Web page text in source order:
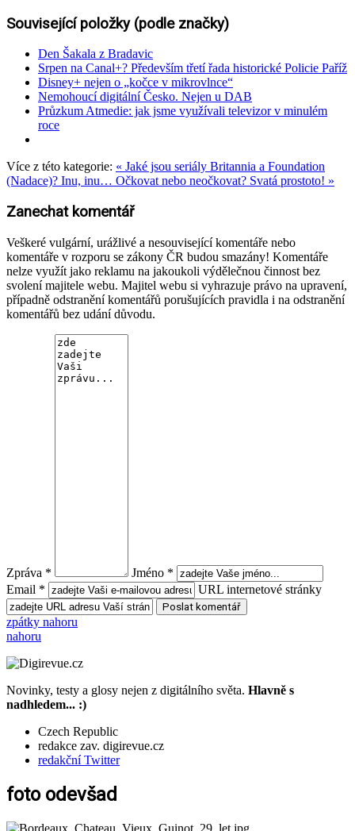
Související položky (podle značky)
Den Šakala z Bradavic
Srpen na Canal+? Především třetí řada historické Policie Paříž
Disney+ nejen o „kočce v mikrovlnce“
Nemohoucí digitální Česko. Nejen u DAB
Průzkum Atmedie: jak jsme využívali televizor v minulém
roce
Více z této kategorie: « Jaké jsou seriály Britannia a Foundation
(Nadace)? Inu, inu… Očkovat nebo neočkovat? Svatá prostoto! »
Zanechat komentář
Veškeré vulgární, urážlivé a nesouvisející komentáře nebo
komentáře v rozporu se zákony ČR budou smazány! Komentáře
nelze využít jako reklamu na jakoukoli výdělečnou činnost bez
svolení majitele webu. Majitel webu si vyhrazuje právo na upravení,
případně odstranění komentářů porušujících pravidla i na odstranění
komentářů bez udání důvodu.
Zpráva *
Jméno *
Email *
URL internetové stránky
zpátky nahoru
nahoru
Novinky, testy a glosy nejen z digitálního světa. Hlavně s
nadhledem... :)
Czech Republic
redakce zav. digirevue.cz
redakční Twitter
foto odevšad